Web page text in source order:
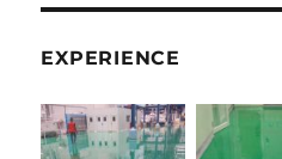
EXPERIENCE